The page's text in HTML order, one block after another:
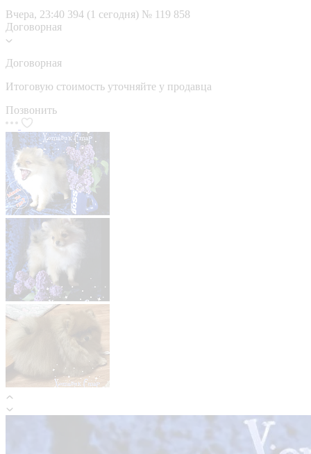
Вчера, 23:40 394 (1 сегодня) № 119 858
Договорная
Договорная
Итоговую стоимость уточняйте у продавца
Позвонить